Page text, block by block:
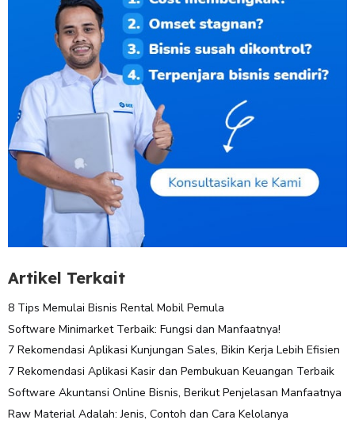
Artikel Terkait
8 Tips Memulai Bisnis Rental Mobil Pemula
Software Minimarket Terbaik: Fungsi dan Manfaatnya!
7 Rekomendasi Aplikasi Kunjungan Sales, Bikin Kerja Lebih Efisien
7 Rekomendasi Aplikasi Kasir dan Pembukuan Keuangan Terbaik
Software Akuntansi Online Bisnis, Berikut Penjelasan Manfaatnya
Raw Material Adalah: Jenis, Contoh dan Cara Kelolanya